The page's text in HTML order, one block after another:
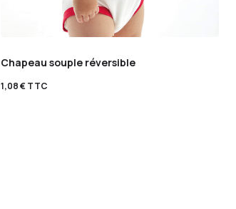
Chapeau souple réversible
1,08€TTC